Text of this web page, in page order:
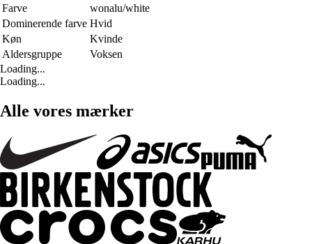
Farve
wonalu/white
Dominerende farve Hvid
Køn
Kvinde
Aldersgruppe
Voksen
Loading...
Loading...
Alle vores mærker